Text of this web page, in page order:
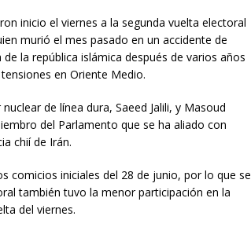
inicio el viernes a la segunda vuelta electoral
murió el mes pasado en un accidente de
la república islámica después de varios años
en Oriente Medio.
de línea dura, Saeed Jalili, y Masoud
del Parlamento que se ha aliado con
chií de Irán.
comicios iniciales del 28 de junio, por lo que se
también tuvo la menor participación en la
del viernes.